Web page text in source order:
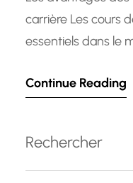
carrière Les cours
essentiels dans le
ou que vous
réussir. Dans cet
nombreux…
Continue Reading
Rechercher